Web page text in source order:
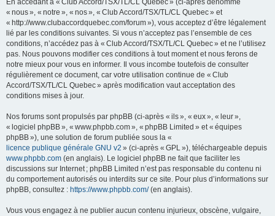
En accédant à « Club Accord/TSX/TL/CL Quebec » (ci-après dénommé
« nous », « notre », « nos », « Club Accord/TSX/TL/CL Quebec » et
« http://www.clubaccordquebec.com/forum »), vous acceptez d’être légalement
lié par les conditions suivantes. Si vous n’acceptez pas l’ensemble de ces
conditions, n’accédez pas à « Club Accord/TSX/TL/CL Quebec » et ne l’utilisez
pas. Nous pouvons modifier ces conditions à tout moment et nous ferons de
notre mieux pour vous en informer. Il vous incombe toutefois de consulter
régulièrement ce document, car votre utilisation continue de « Club
Accord/TSX/TL/CL Quebec » après modification vaut acceptation des
conditions mises à jour.
Nos forums sont propulsés par phpBB (ci-après « ils », « eux », « leur »,
« logiciel phpBB », « www.phpbb.com », « phpBB Limited » et « équipes
phpBB »), une solution de forum publiée sous la «
licence publique générale GNU v2 » (ci-après « GPL »), téléchargeable depuis
www.phpbb.com (en anglais). Le logiciel phpBB ne fait que faciliter les
discussions sur Internet ; phpBB Limited n’est pas responsable du contenu ni
du comportement autorisés ou interdits sur ce site. Pour plus d’informations sur
phpBB, consultez : https://www.phpbb.com/(en anglais).
Vous vous engagez à ne publier aucun contenu injurieux, obscène, vulgaire,